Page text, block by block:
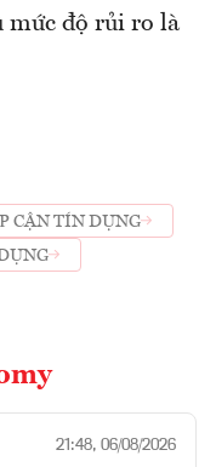
mức độ rủi ro là
CẬN TÍN DỤNG
21:48, 06/08/2026